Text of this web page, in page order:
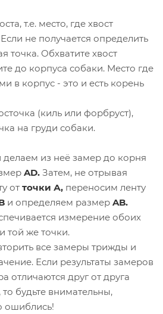
т.е. место, где хвост
не получается определить
точка. Обхватите хвост
до корпуса собаки. Место где
в корпус - это и есть корень
(киль или форбруст),
на груди собаки.
делаем из неё замер до корня
AD. Затем, не отрывая
от точки А, переносим ленту
и определяем размер AB.
измерение обоих
той же точки.
все замеры трижды и
Если результаты замеров
отличаются друг от друга
будьте внимательны,
ошиблись!